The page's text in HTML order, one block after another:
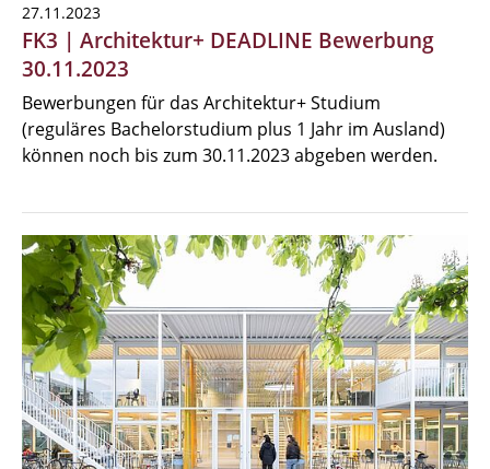
27.11.2023
FK3 | Architektur+ DEADLINE Bewerbung
30.11.2023
Bewerbungen für das Architektur+ Studium
(reguläres Bachelorstudium plus 1 Jahr im Ausland)
können noch bis zum 30.11.2023 abgeben werden.